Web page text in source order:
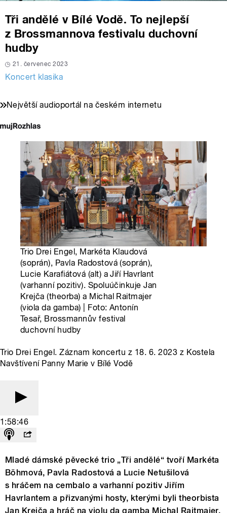
Tři andělé v Bílé Vodě. To nejlepší
z Brossmannova festivalu duchovní
hudby
21. červenec 2023
Koncert klasika
Největší audioportál na českém internetu
Trio Drei Engel, Markéta Klaudová
(soprán), Pavla Radostová (soprán),
Lucie Karafiátová (alt) a Jiří Havrlant
(varhanní pozitiv). Spoluúčinkuje Jan
Krejča (theorba) a Michal Raitmajer
(viola da gamba) | Foto: Antonín
Tesař, Brossmannův festival
duchovní hudby
Trio Drei Engel. Záznam koncertu z 18. 6. 2023 z Kostela
Navštívení Panny Marie v Bílé Vodě
1:58:46
Mladé dámské pěvecké trio „Tři andělé“ tvoří Markéta
Böhmová, Pavla Radostová a Lucie Netušilová
s hráčem na cembalo a varhanní pozitiv Jiřím
Havrlantem a přizvanými hosty, kterými byli theorbista
Jan Krejča a hráč na violu da gamba Michal Raitmajer,